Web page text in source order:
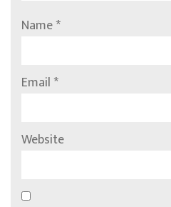
Name*
Email*
Website